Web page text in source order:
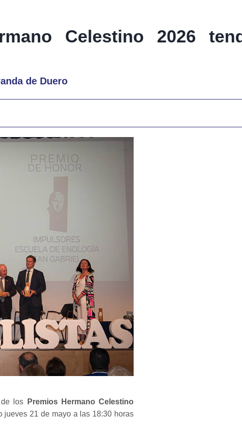
Celestino 2026
de Duero
los
Premios Hermano Celestino
jueves 21 de mayo a las 18:30 horas